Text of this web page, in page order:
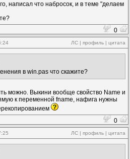
написал что набросок, и в теме "делаем
0
ЛС | профиль | цитата
в win.pas что скажите?
можно. Выкини вообще свойство Namе и
к переменной fname, нафига нужны
0
ЛС | профиль | цитата